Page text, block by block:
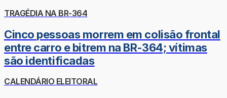
TRAGÉDIA NA BR-364
Cinco pessoas morrem em colisão frontal
entre carro e bitrem na BR-364; vítimas
são identificadas
CALENDÁRIO ELEITORAL